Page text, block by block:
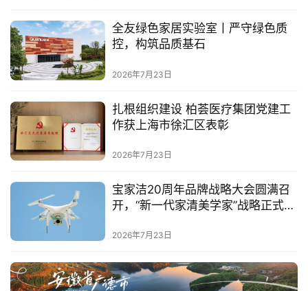
全友绿色家居实验室丨严守绿色质
控，构筑品质基石
2026年7月23日
扎根组织建设 柏荟医疗集团党建工
作获上海市徐汇区表彰
2026年7月23日
宝家洁20周年品牌战略大会圆满召
开，“新一代家清美学家”战略正式官
2026年7月23日